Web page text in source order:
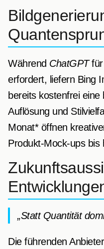
Während ChatGPTfür
erfordert, liefern Bing
bereits kostenfrei
Auflösung und
Monat* öffnen
Produkt-Mock-ups bis
„Statt Quantität
Die führenden